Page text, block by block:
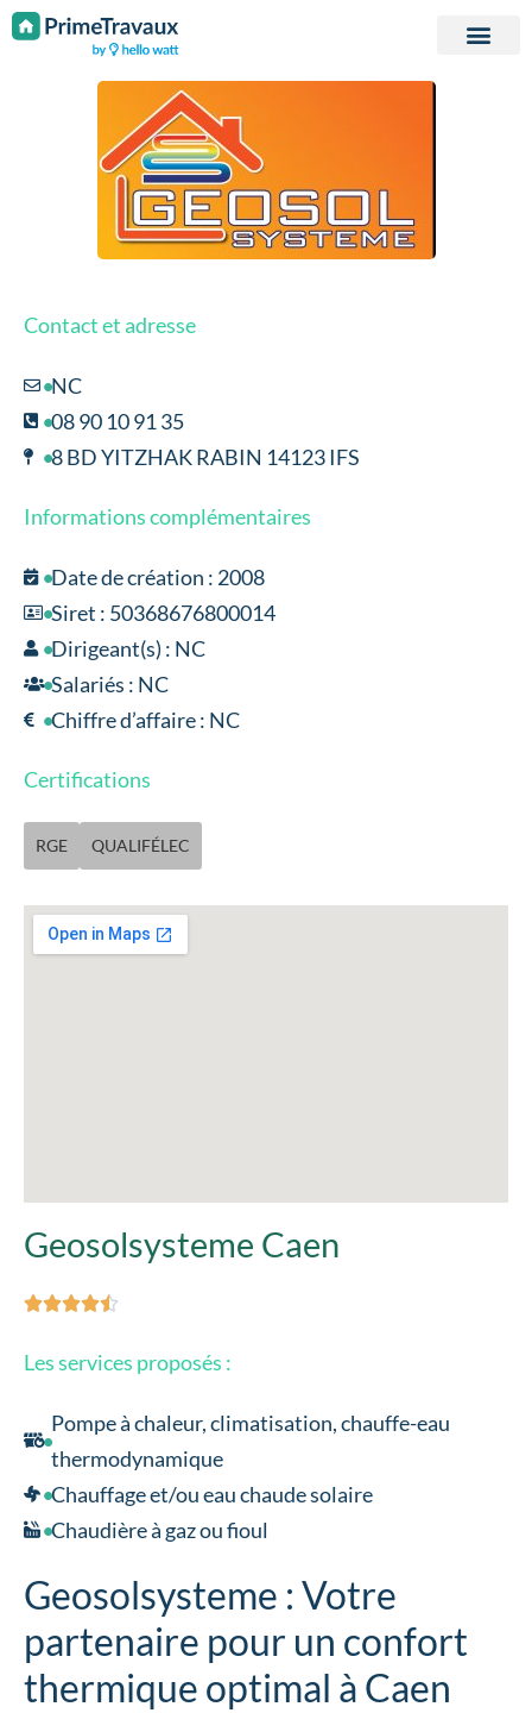
Passer au contenu
Contact et adresse
NC
08 90 10 91 35
8 BD YITZHAK RABIN 14123 IFS
Informations complémentaires
Date de création : 2008
Siret : 50368676800014
Dirigeant(s) : NC
Salariés : NC
Chiffre d’affaire : NC
Certifications
RGE QUALIFÉLEC
Geosolsysteme Caen

Les services proposés :
Pompe à chaleur, climatisation, chauffe-eau
thermodynamique
Chauffage et/ou eau chaude solaire
Chaudière à gaz ou fioul
Geosolsysteme : Votre
partenaire pour un confort
thermique optimal à Caen